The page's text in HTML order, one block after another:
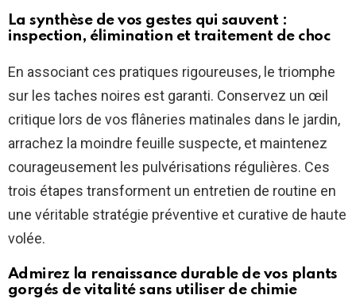
La synthèse de vos gestes qui sauvent :
inspection, élimination et traitement de choc
En associant ces pratiques rigoureuses, le triomphe
sur les taches noires est garanti. Conservez un œil
critique lors de vos flâneries matinales dans le jardin,
arrachez la moindre feuille suspecte, et maintenez
courageusement les pulvérisations régulières. Ces
trois étapes transforment un entretien de routine en
une véritable stratégie préventive et curative de haute
volée.
Admirez la renaissance durable de vos plants
gorgés de vitalité sans utiliser de chimie